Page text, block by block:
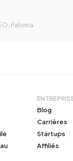
Paloma
Blog
Carrières
Startups
Affiliés